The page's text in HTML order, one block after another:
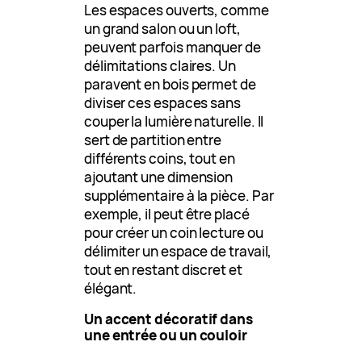
Les espaces ouverts, comme
un grand salon ou un loft,
peuvent parfois manquer de
délimitations claires. Un
paravent en bois permet de
diviser ces espaces sans
couper la lumière naturelle. Il
sert de partition entre
différents coins, tout en
ajoutant une dimension
supplémentaire à la pièce. Par
exemple, il peut être placé
pour créer un coin lecture ou
délimiter un espace de travail,
tout en restant discret et
élégant.
Un accent décoratif dans
une entrée ou un couloir